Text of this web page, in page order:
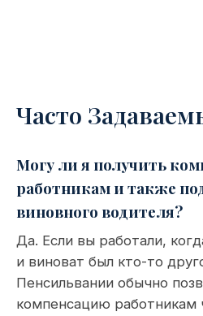
Часто
Могу ли я получить
работникам и также
виновного водителя?
Да. Если вы работали,
и виноват был кто-то
Пенсильвании обычно
компенсацию работникам